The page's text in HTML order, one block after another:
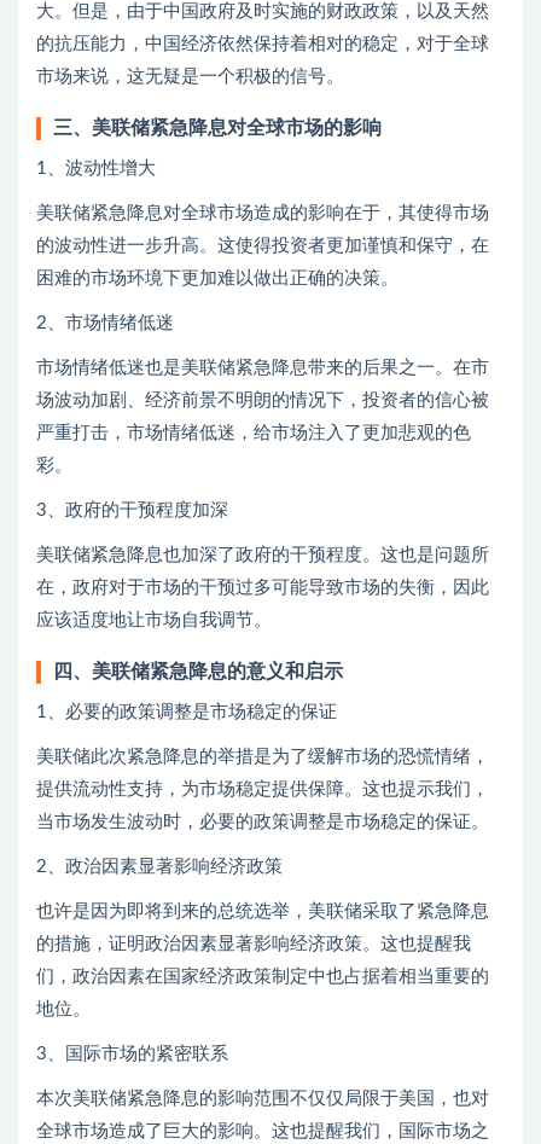
大。但是，由于中国政府及时实施的财政政策，以及天然
的抗压能力，中国经济依然保持着相对的稳定，对于全球
市场来说，这无疑是一个积极的信号。
三、美联储紧急降息对全球市场的影响
1、波动性增大
美联储紧急降息对全球市场造成的影响在于，其使得市场
的波动性进一步升高。这使得投资者更加谨慎和保守，在
困难的市场环境下更加难以做出正确的决策。
2、市场情绪低迷
市场情绪低迷也是美联储紧急降息带来的后果之一。在市
场波动加剧、经济前景不明朗的情况下，投资者的信心被
严重打击，市场情绪低迷，给市场注入了更加悲观的色
彩。
3、政府的干预程度加深
美联储紧急降息也加深了政府的干预程度。这也是问题所
在，政府对于市场的干预过多可能导致市场的失衡，因此
应该适度地让市场自我调节。
四、美联储紧急降息的意义和启示
1、必要的政策调整是市场稳定的保证
美联储此次紧急降息的举措是为了缓解市场的恐慌情绪，
提供流动性支持，为市场稳定提供保障。这也提示我们，
当市场发生波动时，必要的政策调整是市场稳定的保证。
2、政治因素显著影响经济政策
也许是因为即将到来的总统选举，美联储采取了紧急降息
的措施，证明政治因素显著影响经济政策。这也提醒我
们，政治因素在国家经济政策制定中也占据着相当重要的
地位。
3、国际市场的紧密联系
本次美联储紧急降息的影响范围不仅仅局限于美国，也对
全球市场造成了巨大的影响。这也提醒我们，国际市场之